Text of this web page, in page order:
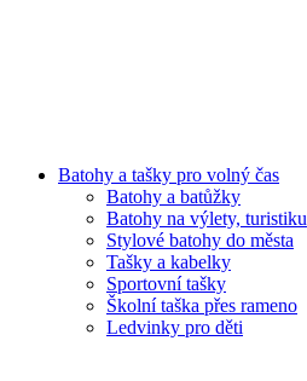
Batohy a tašky pro volný čas
Batohy a batůžky
Batohy na výlety, turistiku
Stylové batohy do města
Tašky a kabelky
Sportovní tašky
Školní taška přes rameno
Ledvinky pro děti